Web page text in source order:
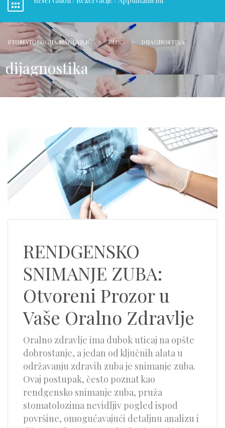
STOMATOLOGIJA MAGLAJLIĆ > BLOG > DIJAGNOSTIKA
dijagnostika
RENDGENSKO
SNIMANJE ZUBA:
Otvoreni Prozor u
Vaše Oralno Zdravlje
Oralno zdravlje ima dubok uticaj na opšte
dobrostanje, a jedan od ključnih alata u
održavanju zdravih zuba je snimanje zuba.
Ovaj postupak, često poznat kao
rendgensko snimanje zuba, pruža
stomatolozima nevidljiv pogled ispod
površine, omogućavajući detaljnu analizu i